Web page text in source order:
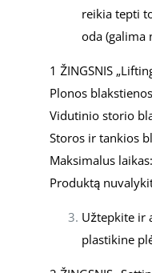
reikia tepti
oda (galima
1 ŽINGSNIS
Plonos
Vidutinio storio
Storos ir tankios
Maksimalus
Produktą
Užtepkite ir
plastikine